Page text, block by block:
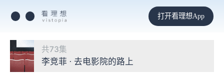
打开看理想App
共73集
李竞菲 · 去电影院的路上